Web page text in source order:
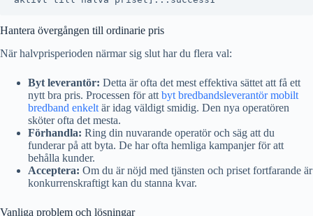
Hantera övergången till ordinarie pris
När halvprisperioden närmar sig slut har du flera val:
Byt leverantör: Detta är ofta det mest effektiva sättet att få ett
nytt bra pris. Processen för att byt bredbandsleverantör mobilt
bredband enkelt är idag väldigt smidig. Den nya operatören
sköter ofta det mesta.
Förhandla: Ring din nuvarande operatör och säg att du
funderar på att byta. De har ofta hemliga kampanjer för att
behålla kunder.
Acceptera: Om du är nöjd med tjänsten och priset fortfarande är
konkurrenskraftigt kan du stanna kvar.
Vanliga problem och lösningar